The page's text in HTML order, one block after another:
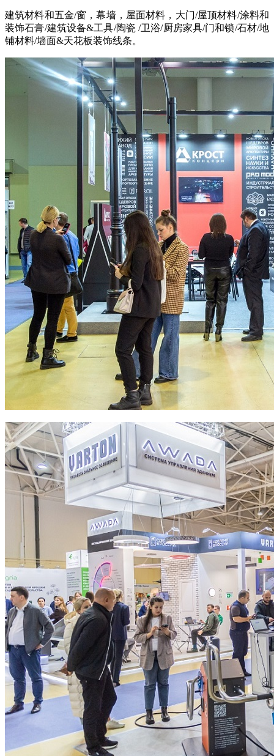
建筑材料和五金/窗，幕墙，屋面材料，大门/屋顶材料/涂料和
装饰石膏/建筑设备&工具/陶瓷 /卫浴/厨房家具/门和锁/石材/地
铺材料/墙面&天花板装饰线条。